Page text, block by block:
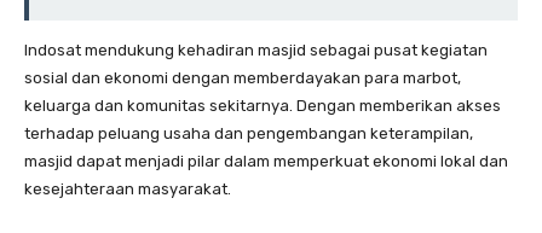
Indosat mendukung kehadiran masjid sebagai pusat kegiatan
sosial dan ekonomi dengan memberdayakan para marbot,
keluarga dan komunitas sekitarnya. Dengan memberikan akses
terhadap peluang usaha dan pengembangan keterampilan,
masjid dapat menjadi pilar dalam memperkuat ekonomi lokal dan
kesejahteraan masyarakat.